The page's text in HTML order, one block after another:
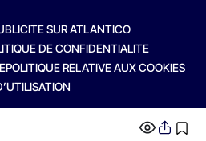
SUR ATLANTICO
DE CONFIDENTIALITE
POLITIQUE RELATIVE AUX COOKIES